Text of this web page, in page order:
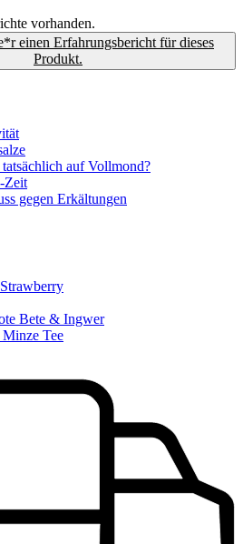
vorhanden.
einen Erfahrungsbericht für dieses
Produkt.
auf Vollmond?
Zeit
gegen Erkältungen
Bete & Ingwer
Tee